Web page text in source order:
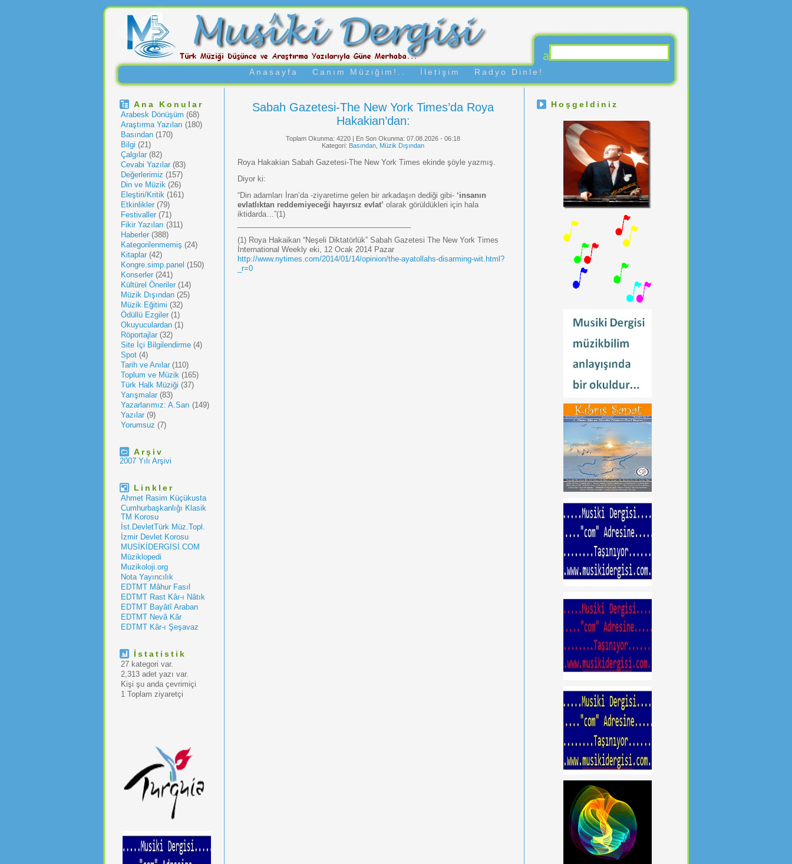
Anasayfa Canım Müziğim!.. İletişim Radyo Dinle!
Ana Konular
Arabesk Dönüşüm (68)
Araştırma Yazıları (180)
Basından (170)
Bilgi (21)
Çalgılar (82)
Cevabi Yazılar (83)
Değerlerimiz (157)
Din ve Müzik (26)
Eleştiri/Kritik (161)
Etkinlikler (79)
Festivaller (71)
Fikir Yazıları (311)
Haberler (388)
Kategorilenmemiş (24)
Kitaplar (42)
Kongre.simp.panel (150)
Konserler (241)
Kültürel Öneriler (14)
Müzik Dışından (25)
Müzik Eğitimi (32)
Ödüllü Ezgiler (1)
Okuyuculardan (1)
Röportajlar (32)
Site İçi Bilgilendirme (4)
Spot (4)
Tarih ve Anılar (110)
Toplum ve Müzik (165)
Türk Halk Müziği (37)
Yarışmalar (83)
Yazarlarımız: A.Sarı (149)
Yazılar (9)
Yorumsuz (7)
Arşiv
2007 Yılı Arşivi
Linkler
Ahmet Rasim Küçükusta
Cumhurbaşkanlığı Klasik
TM Korosu
İst.DevletTürk Müz.Topl.
İzmir Devlet Korosu
MUSİKİDERGİSİ.COM
Müziklopedi
Muzikoloji.org
Nota Yayıncılık
EDTMT Mâhur Fasıl
EDTMT Rast Kâr-ı Nâtık
EDTMT Bayâtî Araban
EDTMT Nevâ Kâr
EDTMT Kâr-ı Şeşavaz
İstatistik
27 kategori var.
2,313 adet yazı var.
Kişi şu anda çevrimiçi
1 Toplam ziyaretçi
Sabah Gazetesi-The New York Times’da Roya
Hakakian’dan:
Toplam Okunma: 4220 | En Son Okunma: 07.08.2026 - 06:18
Kategori: Basından Müzik Dışından
Roya Hakakian Sabah Gazetesi-The New York Times ekinde şöyle yazmış.
Diyor ki:
“Din adamları İran’da -ziyaretime gelen bir arkadaşın dediği gibi- ‘insanın
evlatlıktan reddemiyeceği hayırsız evlat’ olarak görüldükleri için hala
iktidarda…”(1)
(1) Roya Hakaikan “Neşeli Diktatörlük” Sabah Gazetesi The New York Times
İnternational Weekly eki, 12 Ocak 2014 Pazar
http://www.nytimes.com/2014/01/14/opinion/the-ayatollahs-disarming-wit.html?
_r=0
Hoşgeldiniz